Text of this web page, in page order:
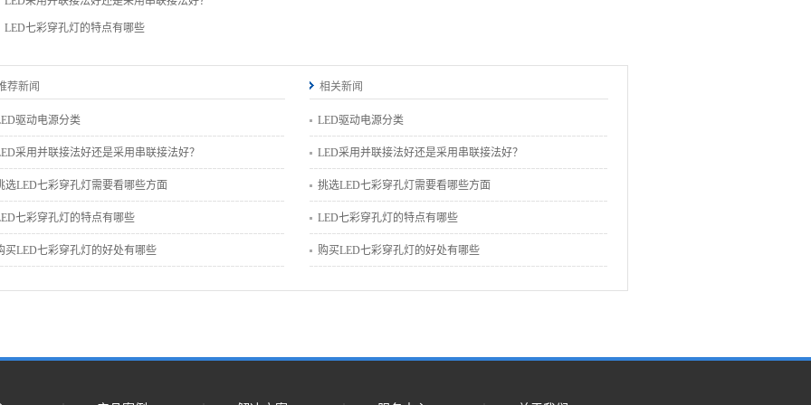
LED七彩穿孔灯的特点有哪些
荐新闻
驱动电源分类
采用并联接法好还是采用串联接法好？
选LED七彩穿孔灯需要看哪些方面
七彩穿孔灯的特点有哪些
买LED七彩穿孔灯的好处有哪些
相关新闻
LED驱动电源分类
LED采用并联接法好还是采用串联接法好？
挑选LED七彩穿孔灯需要看哪些方面
LED七彩穿孔灯的特点有哪些
购买LED七彩穿孔灯的好处有哪些